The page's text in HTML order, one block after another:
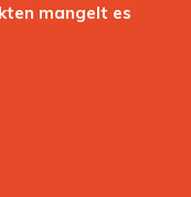
mangelt es